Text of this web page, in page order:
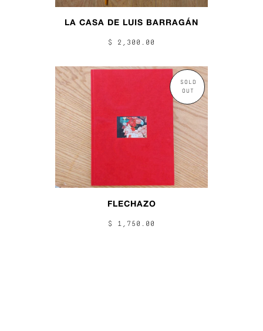
LA CASA DE LUIS BARRAGÁN
$ 2,300.00
SOLD
OUT
FLECHAZO
$ 1,750.00